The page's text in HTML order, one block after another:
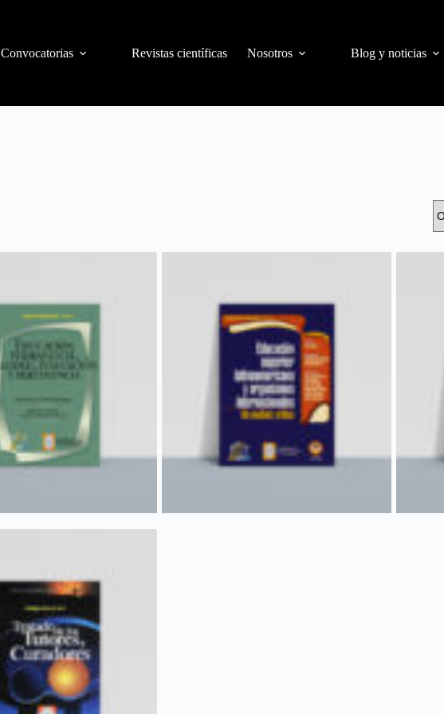
Convocatorias Revistas científicas Nosotros Blog y noticias